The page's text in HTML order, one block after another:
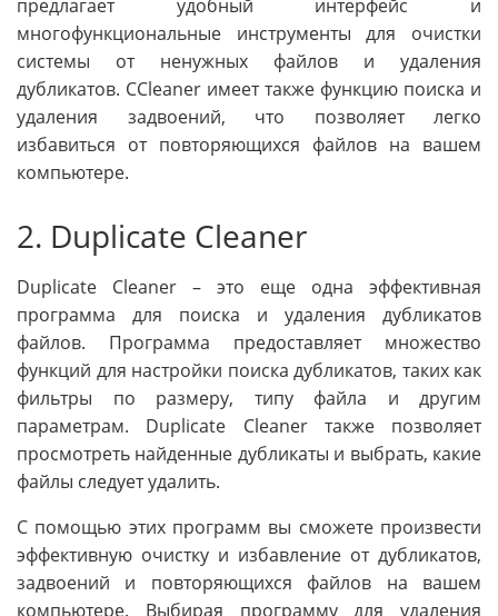
предлагает удобный интерфейс и
многофункциональные инструменты для очистки
системы от ненужных файлов и удаления
дубликатов. CCleaner имеет также функцию поиска и
удаления задвоений, что позволяет легко
избавиться от повторяющихся файлов на вашем
компьютере.
2. Duplicate Cleaner
Duplicate Cleaner – это еще одна эффективная
программа для поиска и удаления дубликатов
файлов. Программа предоставляет множество
функций для настройки поиска дубликатов, таких как
фильтры по размеру, типу файла и другим
параметрам. Duplicate Cleaner также позволяет
просмотреть найденные дубликаты и выбрать, какие
файлы следует удалить.
С помощью этих программ вы сможете произвести
эффективную очистку и избавление от дубликатов,
задвоений и повторяющихся файлов на вашем
компьютере. Выбирая программу для удаления